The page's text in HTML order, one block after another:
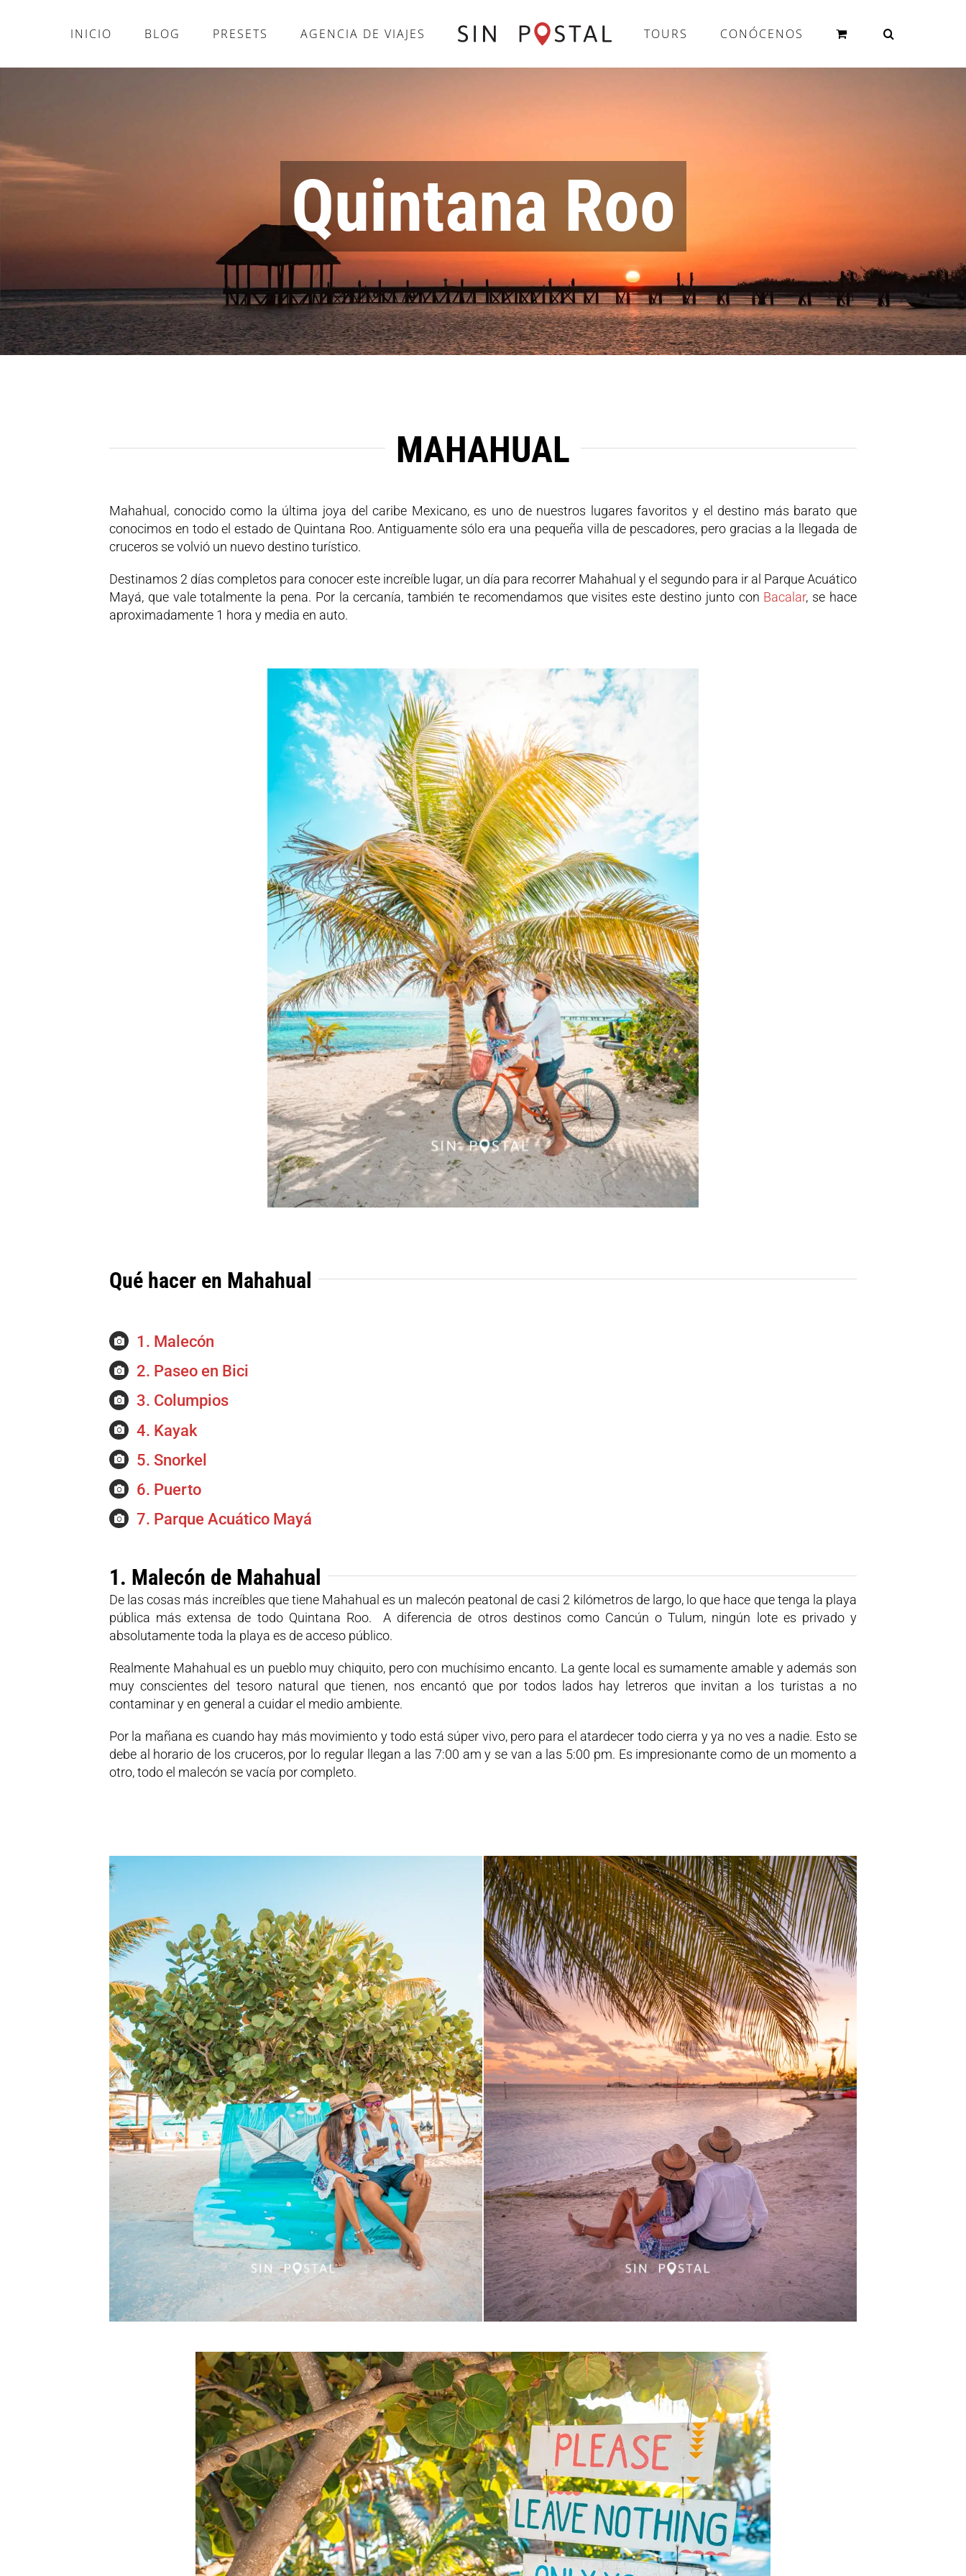
INICIO BLOG PRESETS AGENCIA DE VIAJES TOURS CONÓCENOS
Quintana Roo
MAHAHUAL
Mahahual, conocido como la última joya del caribe Mexicano, es uno de nuestros lugares favoritos y el destino más barato que
conocimos en todo el estado de Quintana Roo. Antiguamente sólo era una pequeña villa de pescadores, pero gracias a la llegada de
cruceros se volvió un nuevo destino turístico.
Destinamos 2 días completos para conocer este increíble lugar, un día para recorrer Mahahual y el segundo para ir al Parque Acuático
Mayá, que vale totalmente la pena. Por la cercanía, también te recomendamos que visites este destino junto con Bacalar, se hace
aproximadamente 1 hora y media en auto.
Qué hacer en Mahahual
1. Malecón
2. Paseo en Bici
3. Columpios
4. Kayak
5. Snorkel
6. Puerto
7. Parque Acuático Mayá
1. Malecón de Mahahual
De las cosas más increíbles que tiene Mahahual es un malecón peatonal de casi 2 kilómetros de largo, lo que hace que tenga la playa
pública más extensa de todo Quintana Roo. A diferencia de otros destinos como Cancún o Tulum, ningún lote es privado y
absolutamente toda la playa es de acceso público.
Realmente Mahahual es un pueblo muy chiquito, pero con muchísimo encanto. La gente local es sumamente amable y además son
muy conscientes del tesoro natural que tienen, nos encantó que por todos lados hay letreros que invitan a los turistas a no
contaminar y en general a cuidar el medio ambiente.
Por la mañana es cuando hay más movimiento y todo está súper vivo, pero para el atardecer todo cierra y ya no ves a nadie. Esto se
debe al horario de los cruceros, por lo regular llegan a las 7:00 am y se van a las 5:00 pm. Es impresionante como de un momento a
otro, todo el malecón se vacía por completo.